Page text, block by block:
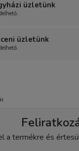
üzletünk
üzletünk
a termékre és